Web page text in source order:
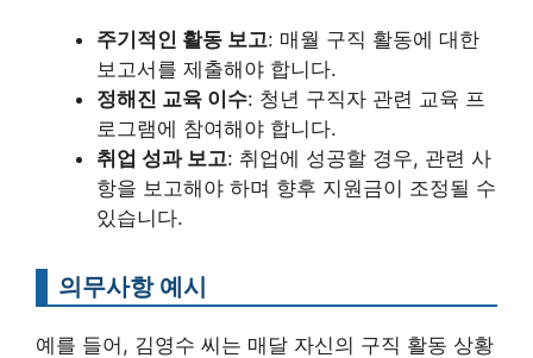
주기적인 활동 보고: 매월 구직 활동에 대한
보고서를 제출해야 합니다.
정해진 교육 이수: 청년 구직자 관련 교육 프
로그램에 참여해야 합니다.
취업 성과 보고: 취업에 성공할 경우, 관련 사
항을 보고해야 하며 향후 지원금이 조정될 수
있습니다.
의무사항 예시
예를 들어, 김영수 씨는 매달 자신의 구직 활동 상황